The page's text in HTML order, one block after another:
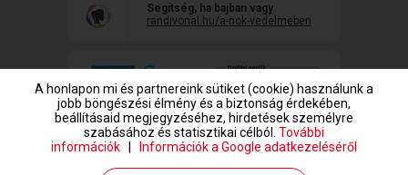
Segítség, ha bajban vagy
randivonal.hu/a-nok-vedelmeben
A honlapon mi és partnereink sütiket (cookie) használunk a
jobb böngészési élmény és a biztonság érdekében,
beállításaid megjegyzéséhez, hirdetések személyre
szabásához és statisztikai célból. További
információk
Információk a Google adatkezeléséről